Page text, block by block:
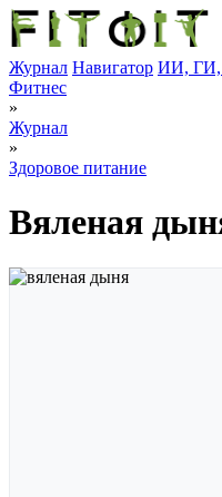
Журнал Навигатор ИИ, ГИ,
Фитнес
»
Журнал
»
Здоровое питание
Вяленая